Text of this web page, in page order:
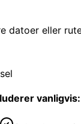
datoer eller
vanligvis: